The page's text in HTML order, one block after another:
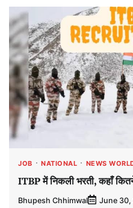
JOB NATIONAL NEWS
ITBP में निकली भरती, कहाँ
Bhupesh Chhimwal June